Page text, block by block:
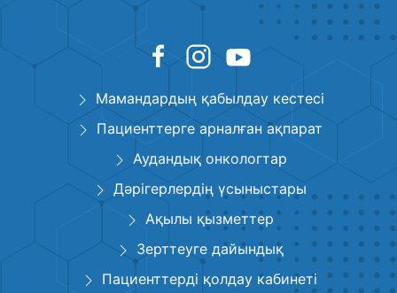
Мамандардың қабылдау кестесі
Пациенттерге арналған ақпарат
Аудандық онкологтар
Дәрігерлердің үсыныстары
Ақылы қызметтер
Зерттеуге дайындық
Пациенттерді қолдау кабинеті